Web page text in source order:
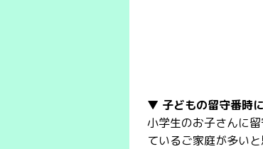
▼ 子どもの留守番時
小学生のお子さんに
ているご家庭が多い